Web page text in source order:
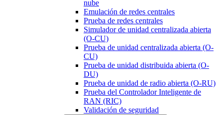
nube
Emulación de redes centrales
Prueba de redes centrales
Simulador de unidad centralizada abierta
(O-CU)
Prueba de unidad centralizada abierta (O-
CU)
Prueba de unidad distribuida abierta (O-
DU)
Prueba de unidad de radio abierta (O-RU)
Prueba del Controlador Inteligente de
RAN (RIC)
Validación de seguridad